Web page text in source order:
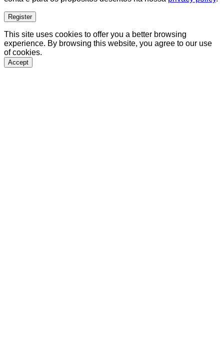
Register
This site uses cookies to offer you a better browsing
experience. By browsing this website, you agree to our use
of cookies.
Accept